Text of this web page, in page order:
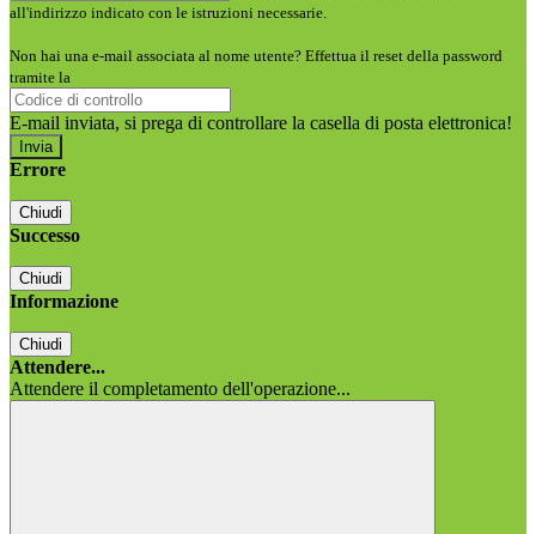
all'indirizzo indicato con le istruzioni necessarie.
Non hai una e-mail associata al nome utente? Effettua il reset della password
tramite la
E-mail inviata, si prega di controllare la casella di posta elettronica!
Errore
Chiudi
Successo
Chiudi
Informazione
Chiudi
Attendere...
Attendere il completamento dell'operazione...